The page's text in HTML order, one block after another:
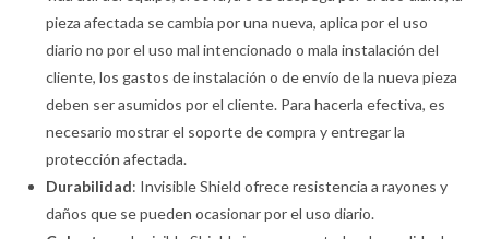
pieza afectada se cambia por una nueva, aplica por el uso
diario no por el uso mal intencionado o mala instalación del
cliente, los gastos de instalación o de envío de la nueva pieza
deben ser asumidos por el cliente. Para hacerla efectiva, es
necesario mostrar el soporte de compra y entregar la
protección afectada.
Durabilidad: Invisible Shield ofrece resistencia a rayones y
daños que se pueden ocasionar por el uso diario.